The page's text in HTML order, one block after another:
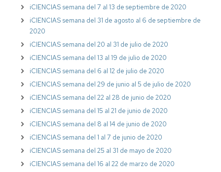
iCIENCIAS semana del 7 al 13 de septiembre de 2020
iCIENCIAS semana del 31 de agosto al 6 de septiembre de
2020
iCIENCIAS semana del 20 al 31 de julio de 2020
iCIENCIAS semana del 13 al 19 de julio de 2020
iCIENCIAS semana del 6 al 12 de julio de 2020
iCIENCIAS semana del 29 de junio al 5 de julio de 2020
iCIENCIAS semana del 22 al 28 de junio de 2020
iCIENCIAS semana del 15 al 21 de junio de 2020
iCIENCIAS semana del 8 al 14 de junio de 2020
iCIENCIAS semana del 1 al 7 de junio de 2020
iCIENCIAS semana del 25 al 31 de mayo de 2020
iCIENCIAS semana del 16 al 22 de marzo de 2020